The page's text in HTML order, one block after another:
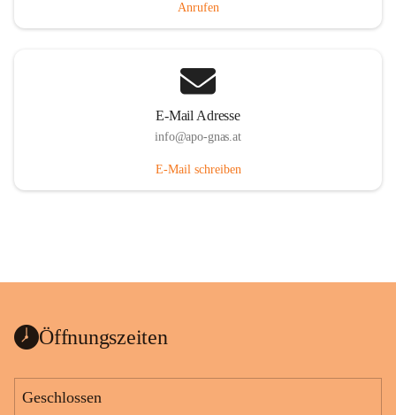
Anrufen
E-Mail Adresse
info@apo-gnas.at
E-Mail schreiben
Öffnungszeiten
Geschlossen